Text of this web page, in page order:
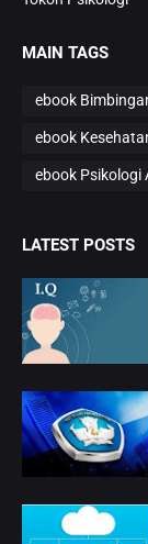
MAIN TAGS
ebook
ebook
ebook Psikologi
LATEST POSTS